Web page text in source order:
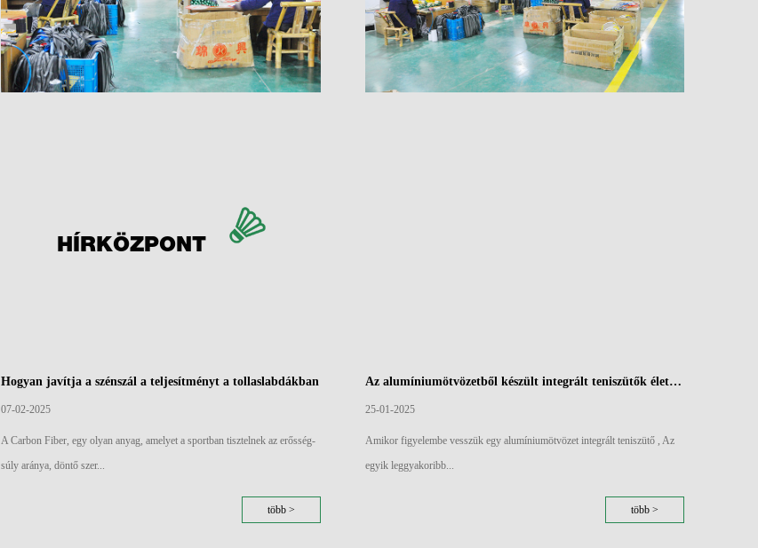
HÍRKÖZPONT
Hogyan javítja a szénszál a teljesítményt a tollaslabdákban
07-02-2025
A Carbon Fiber, egy olyan anyag, amelyet a sportban tisztelnek az erősség-
súly aránya, döntő szer...
több >
Az alumíniumötvözetből készült integrált teniszütők élettartamának megértése: Amit tudnia kell
25-01-2025
Amikor figyelembe vesszük egy alumíniumötvözet integrált teniszütő , Az
egyik leggyakoribb...
több >